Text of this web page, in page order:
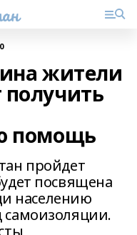
жители
помощь
пройдет
посвящена
населению
самоизоляции.